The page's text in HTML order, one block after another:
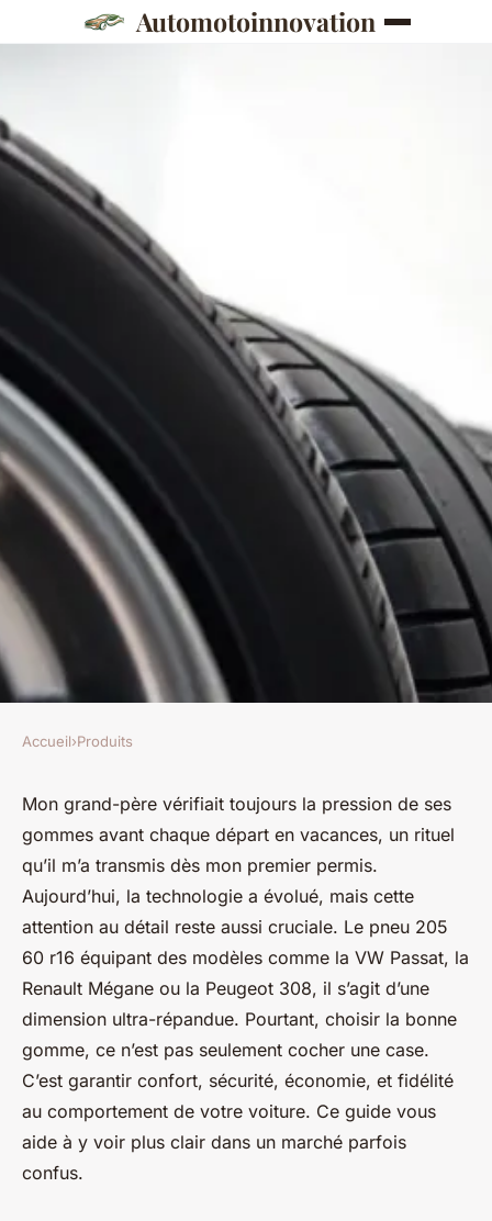
Automotoinnovation
Top 5 pneus 205 60 r16 idéaux
pour équiper votre voiture
Quentin•26/03/2026 08:14•9 min de lecture
Accueil›Produits
Mon grand-père vérifiait toujours la pression de ses
gommes avant chaque départ en vacances, un rituel
qu’il m’a transmis dès mon premier permis.
Aujourd’hui, la technologie a évolué, mais cette
attention au détail reste aussi cruciale. Le pneu 205
60 r16 équipant des modèles comme la VW Passat, la
Renault Mégane ou la Peugeot 308, il s’agit d’une
dimension ultra-répandue. Pourtant, choisir la bonne
gomme, ce n’est pas seulement cocher une case.
C’est garantir confort, sécurité, économie, et fidélité
au comportement de votre voiture. Ce guide vous
aide à y voir plus clair dans un marché parfois
confus.